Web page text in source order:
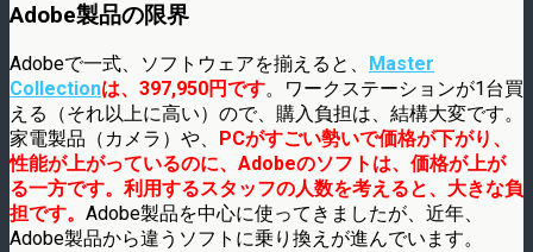
Adobe製品の限界
Adobeで一式、ソフトウェアを揃えると、
Master
Collectionは、397,950円です。ワークステーションが1台買
える（それ以上に高い）ので、購入負担は、結構大変です。
家電製品（カメラ）や、
PCがすごい勢いで価格が下がり、
性能が上がっているのに、Adobeのソフトは、価格が上が
る一方です。利用するスタッフの人数を考えると、大きな負
担です。 Adobe製品を中心に使ってきましたが、近年、
Adobe製品から違うソフトに乗り換えが進んでいます。